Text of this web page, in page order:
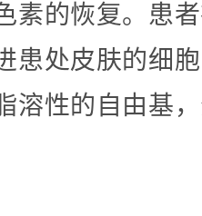
素的恢复。患
患处皮肤的细
溶性的自由基